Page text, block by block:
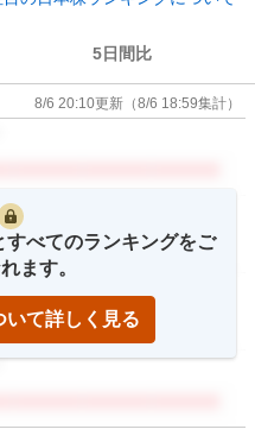
5日間比
8/6 20:10更新 （8/6 18:59集計）
べてのランキングをご
ます。
いて詳しく見る